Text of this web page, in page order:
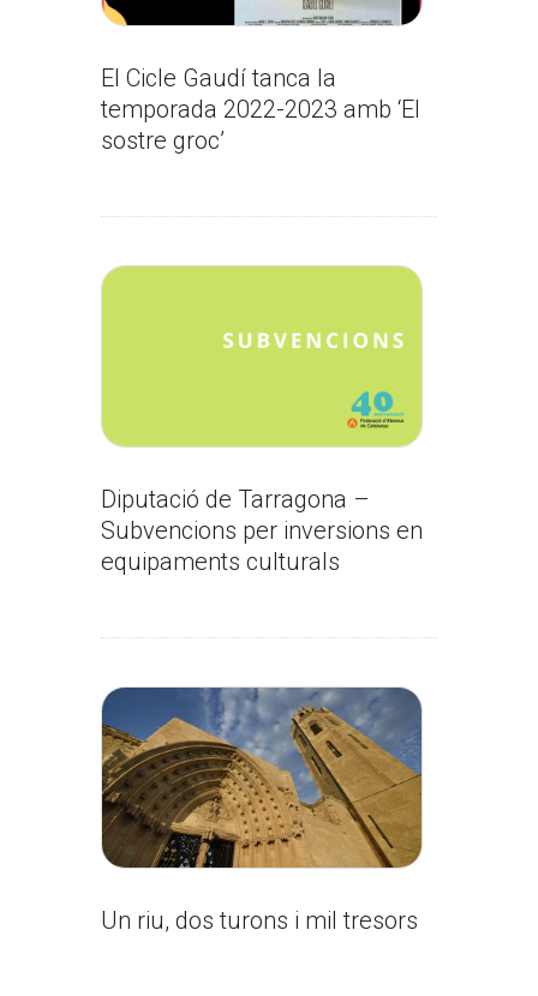
El Cicle Gaudí tanca la
temporada 2022-2023 amb ‘El
sostre groc’
Diputació de Tarragona –
Subvencions per inversions en
equipaments culturals
Un riu, dos turons i mil tresors